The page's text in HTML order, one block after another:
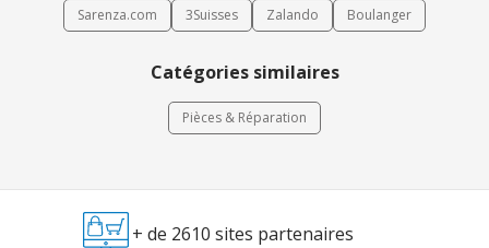
Sarenza.com
3Suisses Zalando Boulanger
Catégories similaires
Pièces & Réparation
+ de 2610 sites partenaires